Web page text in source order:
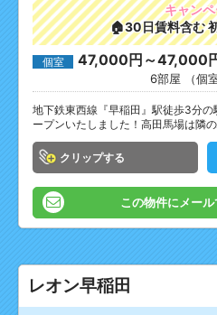
キャン
🏠30日賃料含む
個室 47,000円～47,000
6部屋 （個
地下鉄東西線『早稲田』駅徒歩3分
ープンいたしました！高田馬場は隣
クリップ
この物件にメー
レオン早稲田